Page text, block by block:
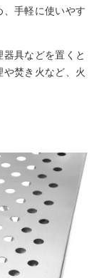
、手軽に使いやす
具などを置くと
焚き火など、火